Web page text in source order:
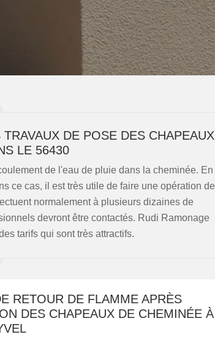
DE POSE DES CHAPEAUX
LE 56430
de l'eau de pluie dans la cheminée. En
ce cas, il est très utile de faire une opération de
normalement à plusieurs dizaines de
devront être contactés. Rudi Ramonage
tarifs qui sont très attractifs.
RETOUR DE FLAMME APRÈS
DES CHAPEAUX DE CHEMINÉE À